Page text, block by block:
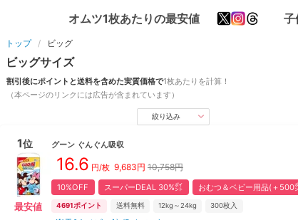
オムツ1枚あたりの最安値 子
トップ ビッグ
ビッグサイズ
割引後にポイントと送料を含めた実質価格で1枚あたりを計算！
（本ページのリンクには広告が含まれています）
絞り込み
1位
最安値
グーン ぐんぐん吸収
16.6 円/枚 9,683円 10,758円
10%OFF スーパーDEAL 30%㌽ おむつ＆ベビー用品(＋500
4691ポイント 送料無料 12kg～24kg 300枚入